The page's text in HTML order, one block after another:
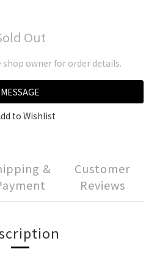
Out
shop owner for order details.
MESSAGE
to Wishlist
&
Customer
Reviews